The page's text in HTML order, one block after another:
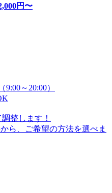
円〜
～20:00）
整します！
ら、ご希望の方法を選べま